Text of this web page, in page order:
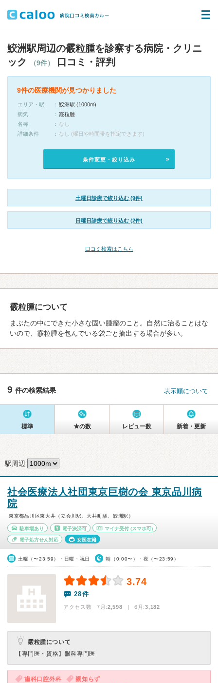
鮫洲駅周辺の霰粒腫を診察する病院・クリニ
ック
（9件） 口コミ・評判
9件の医療機関が見つかりました
エリア・駅
鮫洲駅 (1000m)
病気
霰粒腫
名称
なし
詳細条件
なし (曜日や時間帯を指定できます)
条件変更・絞り込み
土曜日診療で絞り込む (9件)
日曜日診療で絞り込む (2件)
口コミ検索はこちら
霰粒腫について
まぶたの中にできた小さな固い腫瘤のこと。自然に治ることはな
いので、霰粒腫を包んでいる袋ごと摘出する場合が多い。
9 件の検索結果 表示順について
標準 ★の数 レビュー数 新着・更新
駅周辺
社会医療法人社団東京巨樹の会 東京品川病
院
東京都品川区東大井（立会川駅、大井町駅、鮫洲駅）
駐車場あり 電子決済可 マイナ受付 (スマホ可)
電子処方せん対応 女医在籍
土曜（〜23:59）・日曜・祝日 朝（0:00〜）・夜（〜23:59）
3.74
28件
アクセス数 7月:2,598 | 6月:3,182
霰粒腫について
【専門医・資格】 眼科専門医
歯科口腔外科
親知らず